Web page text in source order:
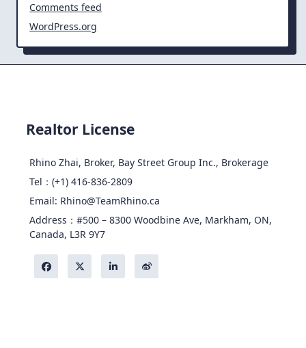
Comments feed
WordPress.org
Realtor License
Rhino Zhai, Broker, Bay Street Group Inc., Brokerage
Tel：(+1) 416-836-2809
Email: Rhino@TeamRhino.ca
Address：#500 – 8300 Woodbine Ave, Markham, ON,
Canada, L3R 9Y7